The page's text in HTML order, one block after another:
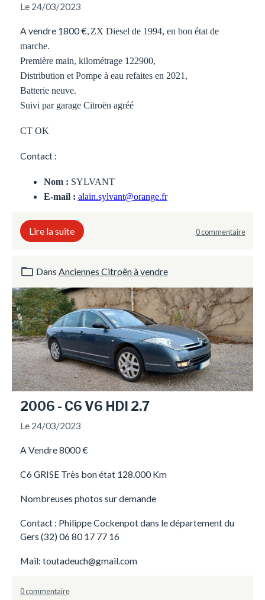
Le 24/03/2023
A vendre 1800 €, ZX Diesel de 1994, en bon état de
marche.
Première main, kilométrage 122900,
Distribution et Pompe à eau refaites en 2021,
Batterie neuve.
Suivi par garage Citroën agréé
CT OK
Contact :
Nom : SYLVANT
E-mail : alain.sylvant@orange.fr
Lire la suite 0 commentaire
Dans Anciennes Citroën à vendre
2006 - C6 V6 HDI 2.7
Le 24/03/2023
A Vendre 8000 €
C6 GRISE Très bon état 128.000 Km
Nombreuses photos sur demande
Contact : Philippe Cockenpot dans le département du
Gers (32) 06 80 17 77 16
Mail: toutadeuch@gmail.com
0 commentaire